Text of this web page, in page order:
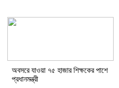
অবসরে যাওয়া ৭৫ হাজার শিক্ষকের পাশে
প্রধানমন্ত্রী